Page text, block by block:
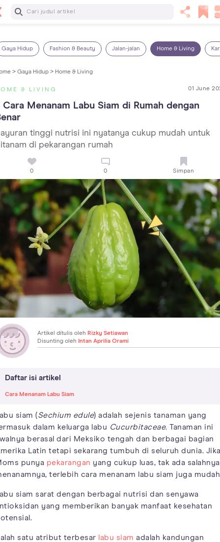
Baca Selanjutnya
Gaya Hidup Fashion & Beauty Jalan-jalan Home & Living
> Gaya Hidup > Home & Living
& LIVING 01 June
Cara Menanam Labu Siam di Rumah dengan
tinggi nutrisi ini nyatanya cukup mudah untuk
di pekarangan rumah
0 0 Simpan
Artikel ditulis oleh Rizky Setiawan
Disunting oleh Intan Aprilia Orami
Daftar isi artikel
Cara Menanam Labu Siam
siam (Sechium edule) adalah sejenis tanaman yang
dalam keluarga labu Cucurbitaceae. Tanaman ini
berasal dari Meksiko tengah dan berbagai bagian
Latin tetapi sekarang tumbuh di seluruh dunia.
punya pekarangan yang cukup luas, tak ada salahnya
terlebih cara menanam labu siam juga
siam sarat dengan berbagai nutrisi dan senyawa
yang memberikan banyak manfaat kesehatan
satu atribut terbesar labu siam adalah kandungan